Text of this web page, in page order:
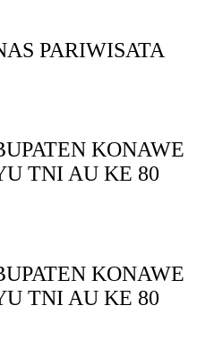
PARIWISATA
KONAWE
TNI AU KE 80
KONAWE
TNI AU KE 80